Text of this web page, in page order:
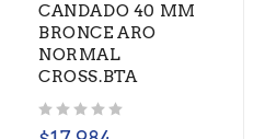
CANDADO 40 MM
BRONCE ARO
NORMAL
CROSS.BTA